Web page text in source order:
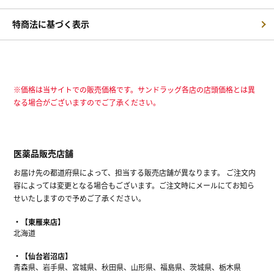
特商法に基づく表示
※価格は当サイトでの販売価格です。サンドラッグ各店の店頭価格とは異
なる場合がございますのでご了承ください。
医薬品販売店舗
お届け先の都道府県によって、担当する販売店舗が異なります。 ご注文内
容によっては変更となる場合もございます。ご注文時にメールにてお知ら
せいたしますので予めご了承ください。
【東雁来店】
北海道
【仙台岩沼店】
青森県、岩手県、宮城県、秋田県、山形県、福島県、茨城県、栃木県